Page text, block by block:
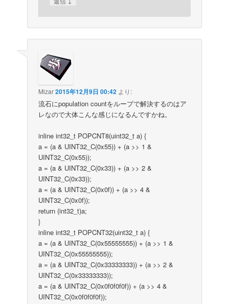
Mizar2015年12月9日 00:42 より:
流石にpopulation countをループで解決するのはア
レなので大体こんな感じになるんですかね。
inline int32_t POPCNT8(uint32_t a) {
a = (a & UINT32_C(0x55)) + (a >> 1 &
UINT32_C(0x55));
a = (a & UINT32_C(0x33)) + (a >> 2 &
UINT32_C(0x33));
a = (a & UINT32_C(0x0f)) + (a >> 4 &
UINT32_C(0x0f));
return (int32_t)a;
}
inline int32_t POPCNT32(uint32_t a) {
a = (a & UINT32_C(0x55555555)) + (a >> 1 &
UINT32_C(0x55555555));
a = (a & UINT32_C(0x33333333)) + (a >> 2 &
UINT32_C(0x33333333));
a = (a & UINT32_C(0x0f0f0f0f)) + (a >> 4 &
UINT32_C(0x0f0f0f0f));